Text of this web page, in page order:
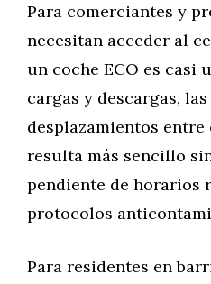
Para comerciantes y
necesitan acceder al
un coche ECO es casi
cargas y descargas,
desplazamientos
resulta más sencillo
pendiente de horarios
protocolos
Para residentes en